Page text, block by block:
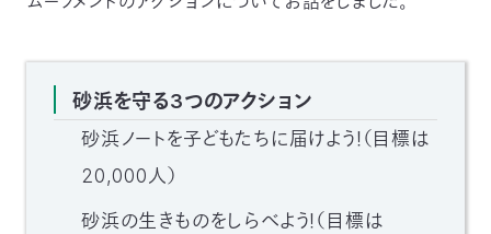
砂浜を守る3つのアクション
砂浜ノートを子どもたちに届けよう！（目標は
20,000人）
砂浜の生きものをしらべよう！（目標は